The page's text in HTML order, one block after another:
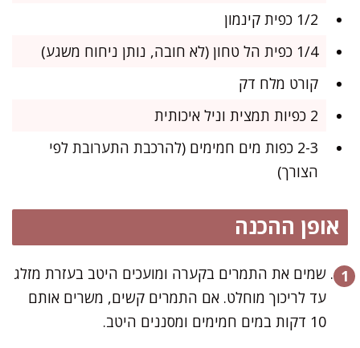
1/2 כפית קינמון
1/4 כפית הל טחון (לא חובה, נותן ניחוח משגע)
קורט מלח דק
2 כפיות תמצית וניל איכותית
2-3 כפות מים חמימים (להרכבת התערובת לפי
הצורך)
אופן ההכנה
שמים את התמרים בקערה ומועכים היטב בעזרת מזלג
עד לריכוך מוחלט. אם התמרים קשים, משרים אותם
10 דקות במים חמימים ומסננים היטב.